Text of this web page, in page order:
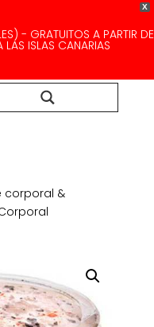
X
- GRATUITOS A PARTIR DE
ISLAS CANARIAS
corporal &